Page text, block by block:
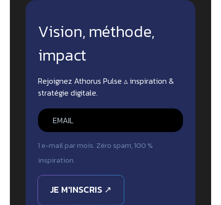
Vision, méthode,
impact
Rejoignez Athorus Pulse ▵ inspiration &
stratégie digitale.
1 e-mail par mois. Zéro spam, 100 %
inspiration.
JE M'INSCRIS ↗